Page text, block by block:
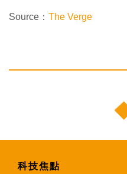
Source： The Verge
科技焦點